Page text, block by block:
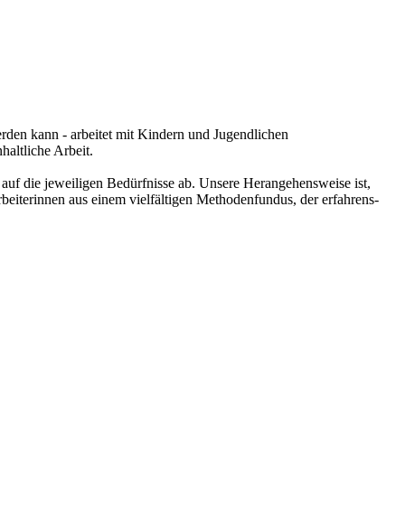
kann - arbeitet mit Kindern und Jugendlichen
Arbeit.
die jeweiligen Bedürfnisse ab. Unsere Herangehensweise ist,
aus einem vielfältigen Methodenfundus, der erfahrens-